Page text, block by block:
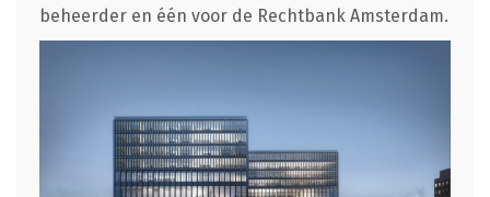
beheerder en één voor de Rechtbank Amsterdam.